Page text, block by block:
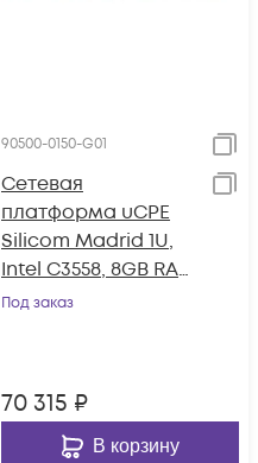
90500-0150-G01
Сетевая
платформа uCPE
Silicom Madrid 1U,
Intel C3558, 8GB RAM,
64GB eMMC
Под заказ
70 315 ₽
В корзину